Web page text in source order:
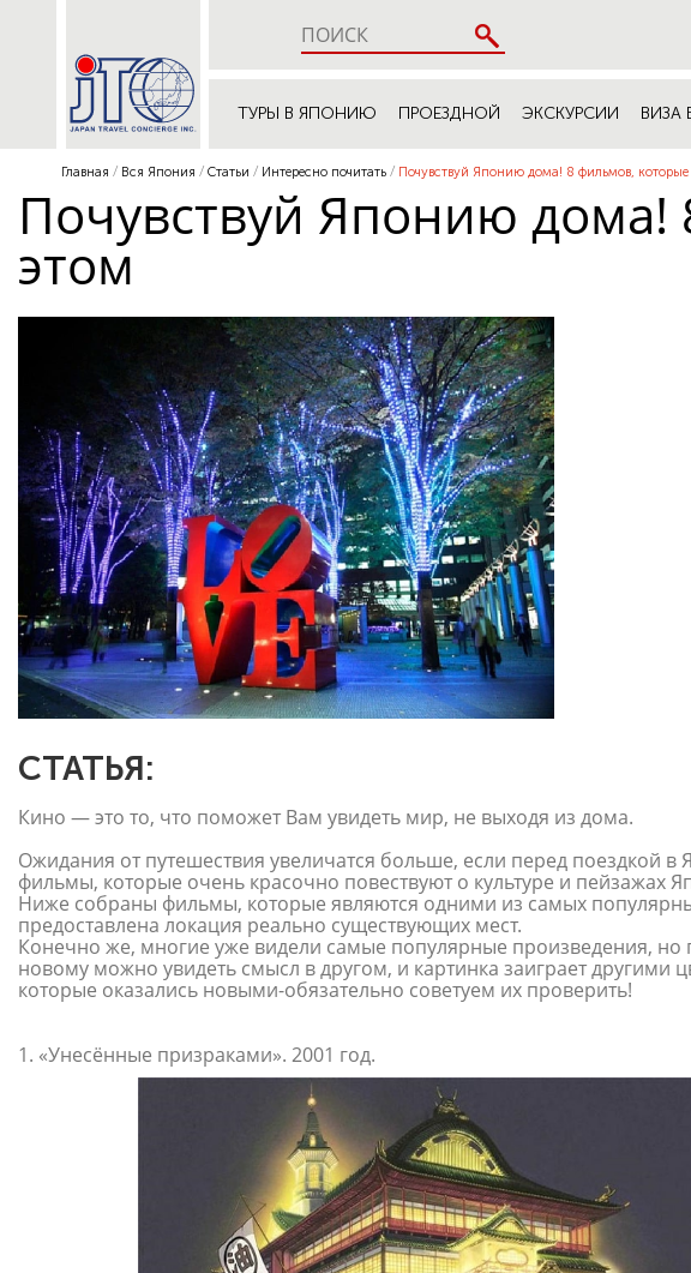
ТУРЫ В ЯПОНИЮ ПРОЕЗДНОЙ ЭКСКУРСИИ
Главная Вся Япония Статьи Интересно почитать Почувствуй Японию дома! 8 фильмов,
Почувствуй Японию
этом
СТАТЬЯ:
Кино — это то, что поможет Вам увидеть мир, не выходя из дома.
Ожидания от путешествия увеличатся больше, если перед поездкой
фильмы, которые очень красочно повествуют о культуре и пейзажах
Ниже собраны фильмы, которые являются одними из самых
предоставлена локация реально существующих мест.
Конечно же, многие уже видели самые популярные произведения, но
новому можно увидеть смысл в другом, и картинка заиграет другими
которые оказались новыми-обязательно советуем их проверить!
1. «Унесённые призраками». 2001 год.